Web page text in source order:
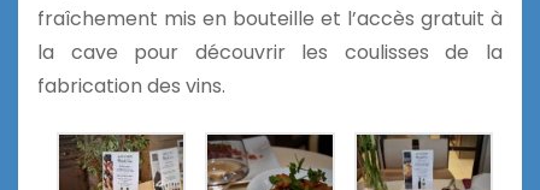
fraîchement mis en bouteille et l’accès gratuit à
la cave pour découvrir les coulisses de la
fabrication des vins.